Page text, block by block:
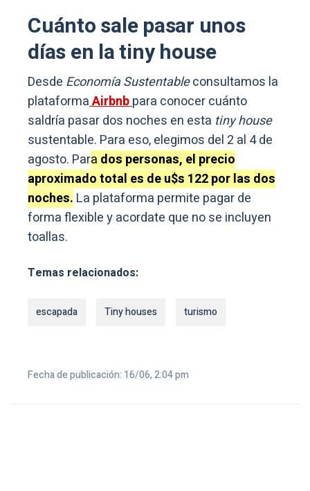
Cuánto sale pasar unos
días en la tiny house
Desde Economía Sustentableconsultamos la
plataformaAirbnbpara conocer cuánto
saldría pasar dos noches en esta tiny house
sustentable. Para eso, elegimos del 2 al 4 de
agosto. Para dos personas, el precio
aproximado total es de u$s 122 por las dos
noches. La plataforma permite pagar de
forma flexible y acordate que no se incluyen
toallas.
Temas relacionados:
escapada Tiny houses turismo
Fecha de publicación: 16/06, 2:04 pm